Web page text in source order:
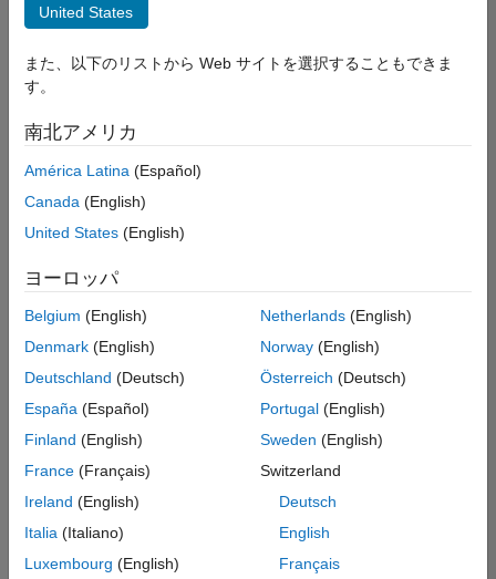
カスタマー サポート
インサイド セールス
ビジネス モデル チーム
選
し
人
の
保
存
一
部
人
情
は
翻
United States
また、以下のリストから Web サイトを選択することもできま
す。
南北アメリカ
América Latina (Español)
Canada (English)
United States (English)
ヨーロッパ
Belgium (English)
Denmark (English)
Deutschland (Deutsch)
España (Español)
Finland (English)
France (Français)
Ireland (English)
Italia (Italiano)
Luxembourg (English)
Netherlands(English)
Norway(English)
Österreich (Deutsch)
Portugal(English)
Sweden (English)
Switzerland
Deutsch
English
Français